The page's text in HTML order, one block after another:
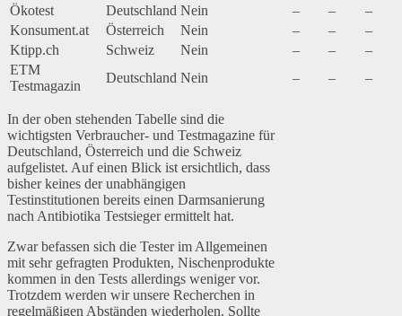
Ökotest
Deutschland Nein – –
–
Konsument.at
Österreich Nein – –
–
Ktipp.ch
Schweiz Nein – –
–
ETM
Testmagazin
Deutschland Nein – – –
In der oben stehenden Tabelle sind die
wichtigsten Verbraucher- und Testmagazine für
Deutschland, Österreich und die Schweiz
aufgelistet. Auf einen Blick ist ersichtlich, dass
bisher keines der unabhängigen
Testinstitutionen bereits einen Darmsanierung
nach Antibiotika Testsieger ermittelt hat.
Zwar befassen sich die Tester im Allgemeinen
mit sehr gefragten Produkten, Nischenprodukte
kommen in den Tests allerdings weniger vor.
Trotzdem werden wir unsere Recherchen in
regelmäßigen Abständen wiederholen. Sollte